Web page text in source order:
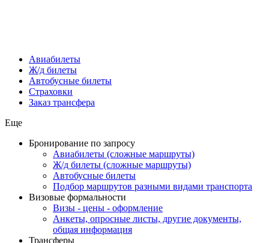
Авиабилеты
Ж/д билеты
Автобусные билеты
Страховки
Заказ трансфера
Еще
Бронирование по запросу
Авиабилеты (сложные маршруты)
Ж/д билеты (сложные маршруты)
Автобусные билеты
Подбор маршрутов разными видами транспорта
Визовые формальности
Визы - цены - оформление
Анкеты, опросные листы, другие документы,
общая информация
Трансферы